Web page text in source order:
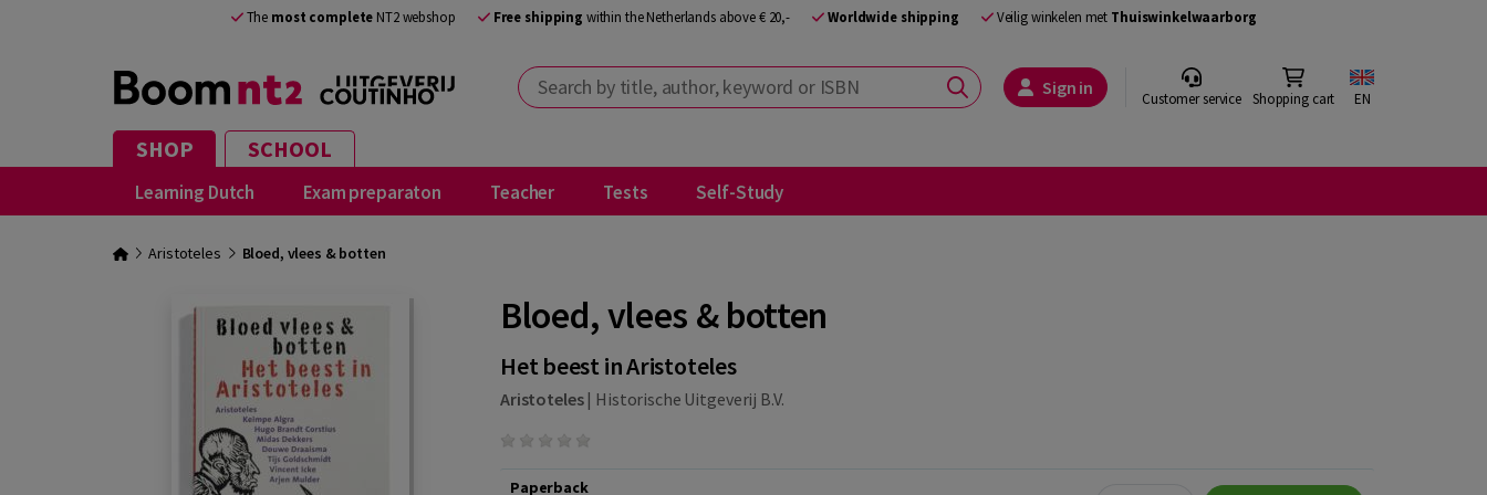
The most complete NT2 webshop Free shipping within the Netherlands above € 20,- Worldwide shipping Veilig winkelen met Thuiswinkelwaarborg
Search by title, author, keyword or ISBN Sign in Customer service Shopping cart EN
SHOP SCHOOL
Learning Dutch Exam preparaton Teacher Tests Self-Study
Aristoteles Bloed, vlees & botten
Bloed, vlees & botten
Het beest in Aristoteles
Aristoteles| Historische Uitgeverij B.V.
Paperback